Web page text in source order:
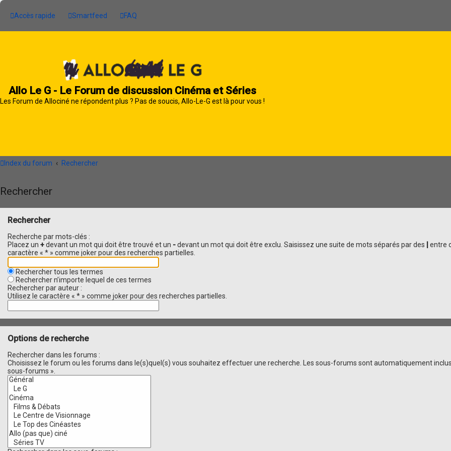
Accès rapide Smartfeed FAQ
Allo Le G - Le Forum de discussion Cinéma et Séries
Les Forum de Allociné ne répondent plus ? Pas de soucis, Allo-Le-G est là pour vous !
Index du forum Rechercher
Rechercher
Rechercher
Recherche par mots-clés :
Placez un +devant un mot qui doit être trouvé et un -devant un mot qui doit être exclu. Saisissez une suite de mots séparés par des
entre
caractère « * » comme joker pour des recherches partielles.
Rechercher tous les termes
Rechercher n’importe lequel de ces termes
Rechercher par auteur :
Utilisez le caractère « * » comme joker pour des recherches partielles.
Options de recherche
Rechercher dans les forums :
Choisissez le forum ou les forums dans le(s)quel(s) vous souhaitez effectuer une recherche. Les sous-forums sont automatiquement
sous-forums ».